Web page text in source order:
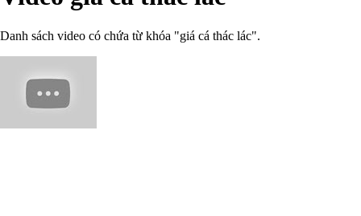
Danh sách video có chứa từ khóa "giá cá thác lác".